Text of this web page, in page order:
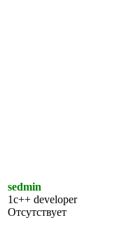
sedmin
1c++ developer
Отсутствует